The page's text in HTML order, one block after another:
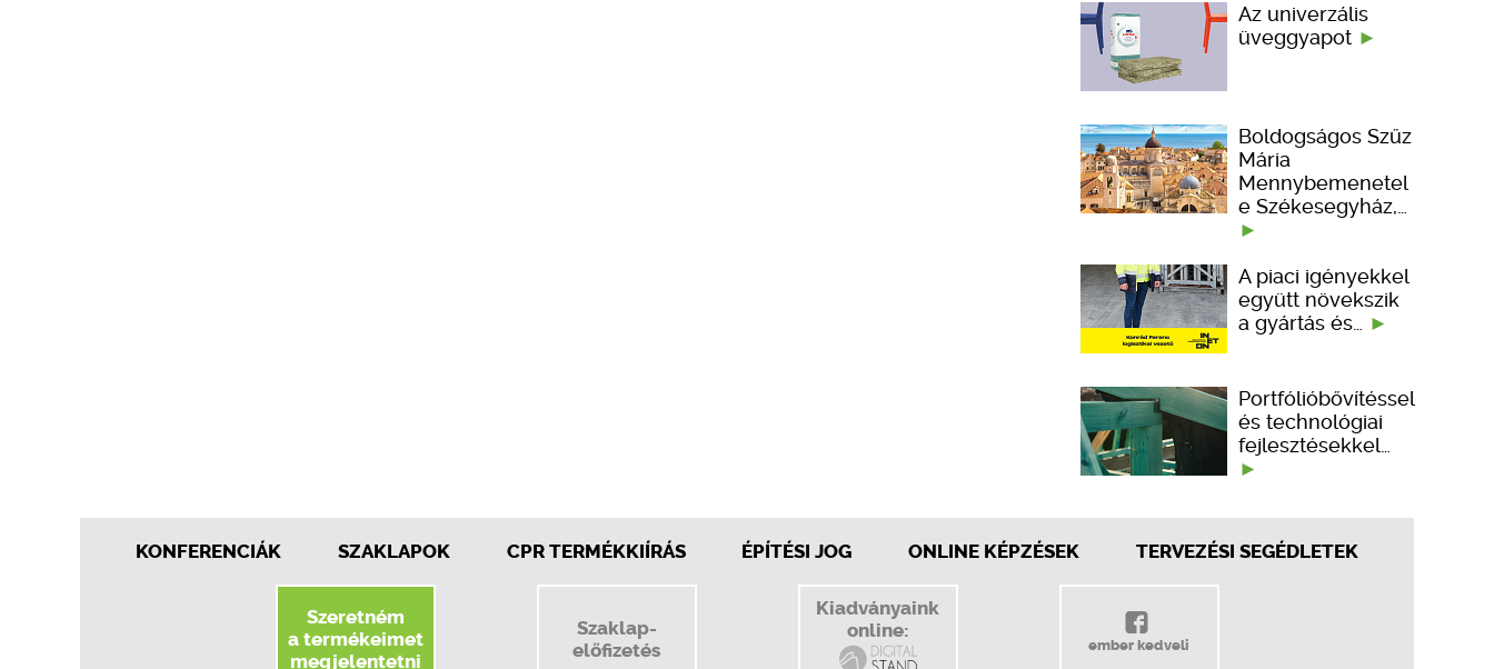
Az univerzális
üveggyapot
Boldogságos Szűz
Mária
Mennybemenetel
e Székesegyház,…
A piaci igényekkel
együtt növekszik
a gyártás és…
Portfólióbővítéssel
és technológiai
fejlesztésekkel…
KONFERENCIÁK SZAKLAPOK CPR TERMÉKKIÍRÁS ÉPÍTÉSI JOG ONLINE KÉPZÉSEK TERVEZÉSI SEGÉDLETEK
Szeretném
a termékeimet
megjelentetni
Szaklap-
előfizetés
Kiadványaink
online:
ember kedveli